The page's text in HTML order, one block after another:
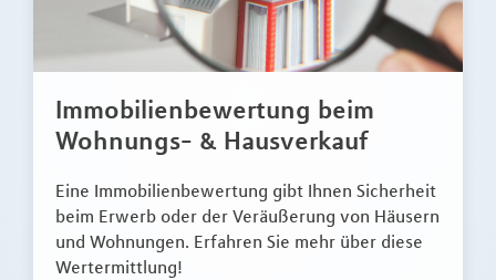
Immobilienbewertung beim
Wohnungs- & Hausverkauf
Eine Immobilienbewertung gibt Ihnen Sicherheit
beim Erwerb oder der Veräußerung von Häusern
und Wohnungen. Erfahren Sie mehr über diese
Wertermittlung!